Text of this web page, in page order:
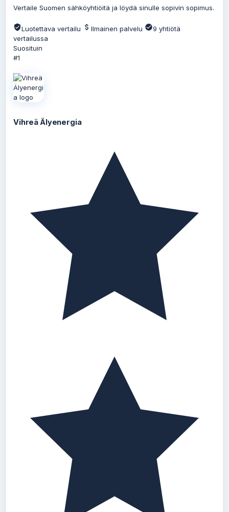
Vertaile Suomen sähköyhtiöitä ja löydä sinulle sopivin sopimus.
Luotettava vertailu Ilmainen palvelu
9 yhtiötä
vertailussa
Suosituin
#1
Vihreä Älyenergia